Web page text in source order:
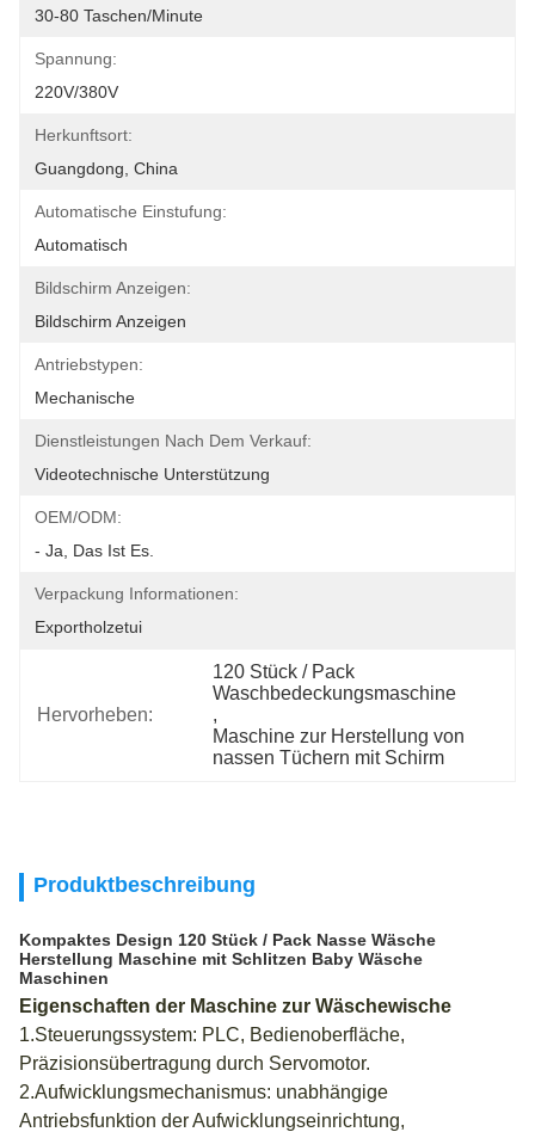
30-80 Taschen/Minute
Spannung:
220V/380V
Herkunftsort:
Guangdong, China
Automatische Einstufung:
Automatisch
Bildschirm Anzeigen:
Bildschirm Anzeigen
Antriebstypen:
Mechanische
Dienstleistungen Nach Dem Verkauf:
Videotechnische Unterstützung
OEM/ODM:
- Ja, Das Ist Es.
Verpackung Informationen:
Exportholzetui
Hervorheben:
120 Stück / Pack
Waschbedeckungsmaschine
,
Maschine zur Herstellung von
nassen Tüchern mit Schirm
Produktbeschreibung
Kompaktes Design 120 Stück / Pack Nasse Wäsche
Herstellung Maschine mit Schlitzen Baby Wäsche
Maschinen
Eigenschaften der Maschine zur Wäschewische
1.Steuerungssystem: PLC, Bedienoberfläche,
Präzisionsübertragung durch Servomotor.
2.Aufwicklungsmechanismus: unabhängige
Antriebsfunktion der Aufwicklungseinrichtung,